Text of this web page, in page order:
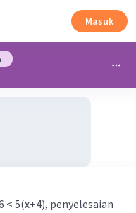
Masuk
5(x+4), penyelesaian